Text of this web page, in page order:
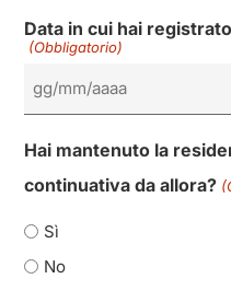
Data in cui hai
(Obbligatorio)
Hai mantenuto la
continuativa da allora?
Sì
No